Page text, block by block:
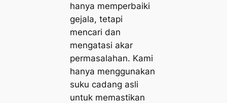
hanya memperbaiki
gejala, tetapi
mencari dan
mengatasi akar
permasalahan. Kami
hanya menggunakan
suku cadang asli
untuk memastikan